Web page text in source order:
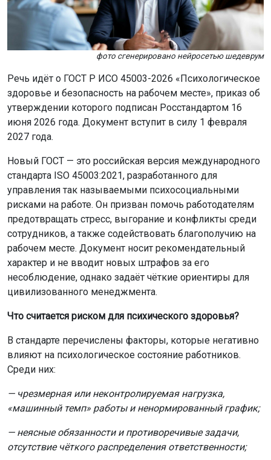
фото сгенерировано нейросетью шедеврум
Речь идёт о ГОСТ Р ИСО 45003-2026 «Психологическое
здоровье и безопасность на рабочем месте», приказ об
утверждении которого подписан Росстандартом 16
июня 2026 года. Документ вступит в силу 1 февраля
2027 года.
Новый ГОСТ — это российская версия международного
стандарта ISO 45003:2021, разработанного для
управления так называемыми психосоциальными
рисками на работе. Он призван помочь работодателям
предотвращать стресс, выгорание и конфликты среди
сотрудников, а также содействовать благополучию на
рабочем месте. Документ носит рекомендательный
характер и не вводит новых штрафов за его
несоблюдение, однако задаёт чёткие ориентиры для
цивилизованного менеджмента.
Что считается риском для психического здоровья?
В стандарте перечислены факторы, которые негативно
влияют на психологическое состояние работников.
Среди них:
— чрезмерная или неконтролируемая нагрузка,
«машинный темп» работы и ненормированный график;
— неясные обязанности и противоречивые задачи,
отсутствие чёткого распределения ответственности;